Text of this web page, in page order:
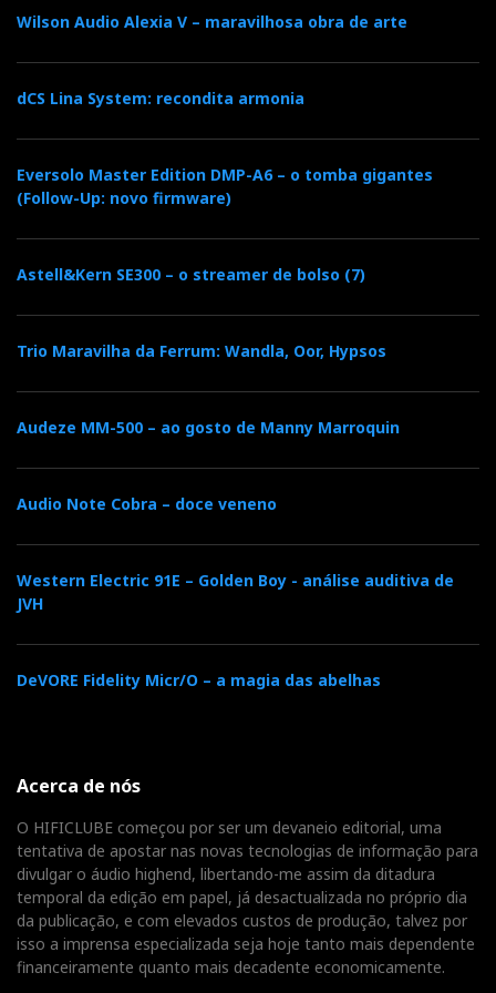
O ‘CXN’ pode ser ligado directamente ao Spotify
Premium. Inscrevi-me. Paguei 0,99 por 3 mesesfree
trial (free?),entrei, cliquei numa música qualquer ao
acaso da Selena Gomez (juro que foi por acaso),
cliquei em
et voilá!
, a selecção musical,
‘CXN’ e passei a ouvir o MP3 da Spotify a 24-
bit/384kHz. Acho eu, porque‘Spotify sucks!’ e o
Eu prefiro a Tidal, com a qual a Cambridge não tem
resolução nativa de 44,1kHz, o sinal está, como já
com a tecnologia ATF2 antes de ser convertido pelos
Dual Wolfson WM8740 24-bit DACs, e o resultado é
Com uma boa saída para auscultadores, chamava
um figo ao CXN…
Wilson Audio Alexia V – maravilhosa obra de arte
dCS Lina System: recondita armonia
Eversolo Master Edition DMP-A6 – o tomba gigantes
(Follow-Up: novo firmware)
Astell&Kern SE300 – o streamer de bolso (7)
Trio Maravilha da Ferrum: Wandla, Oor, Hypsos
Audeze MM-500 – ao gosto de Manny Marroquin
Audio Note Cobra – doce veneno
Western Electric 91E – Golden Boy - análise auditiva de
JVH
DeVORE Fidelity Micr/O – a magia das abelhas
Acerca de nós
O HIFICLUBE começou por ser um devaneio editorial, uma
tentativa de apostar nas novas tecnologias de informação para
divulgar o áudio highend, libertando-me assim da ditadura
temporal da edição em papel, já desactualizada no próprio dia
da publicação, e com elevados custos de produção, talvez por
isso a imprensa especializada seja hoje tanto mais dependente
financeiramente quanto mais decadente economicamente.